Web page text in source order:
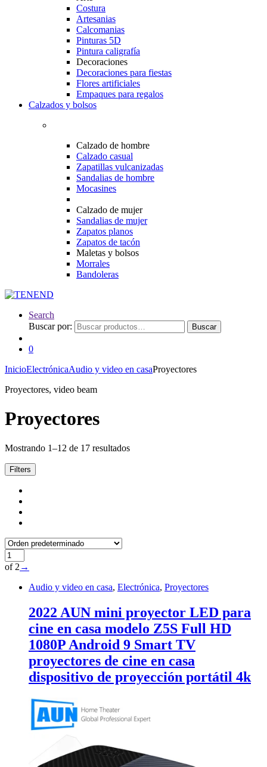
Costura
Artesanias
Calcomanias
Pinturas 5D
Pintura caligrafía
Decoraciones
Decoraciones para fiestas
Flores artificiales
Empaques para regalos
Calzados y bolsos
Calzado de hombre
Calzado casual
Zapatillas vulcanizadas
Sandalias de hombre
Mocasines
Calzado de mujer
Sandalias de mujer
Zapatos planos
Zapatos de tacón
Maletas y bolsos
Morrales
Bandoleras
Search
Buscar por:
Buscar
0
InicioElectrónicaAudio y video en casaProyectores
Proyectores, video beam
Proyectores
Mostrando 1–12 de 17 resultados
Filters
of 2 →
Audio y video en casa, Electrónica, Proyectores
2022 AUN mini proyector LED para
cine en casa modelo Z5S Full HD
1080P Android 9 Smart TV
proyectores de cine en casa
dispositivo de proyección portátil 4k